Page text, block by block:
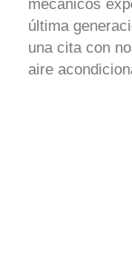
mecánicos
última
una cita con
aire